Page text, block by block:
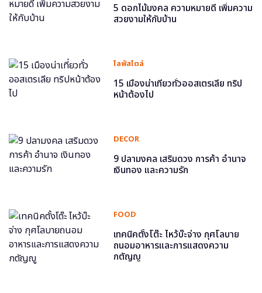
5 ดอกไม้มงคล ความหมายดี เพิ่มความ
สวยงามให้กับบ้าน
ไลฟ์สไตล์
15 เมืองน่าเที่ยวทั่วออสเตรเลีย ทริป
หน้าต้องไป
DECOR
9 ปลามงคล เสริมดวง การค้า อำนาจ
เงินทอง และความรัก
FOOD
เทคนิคตั้งโต๊ะ ไหว้บ๊ะจ่าง กุศโลบาย
ถนอมอาหารและการแสดงความ
กตัญญู